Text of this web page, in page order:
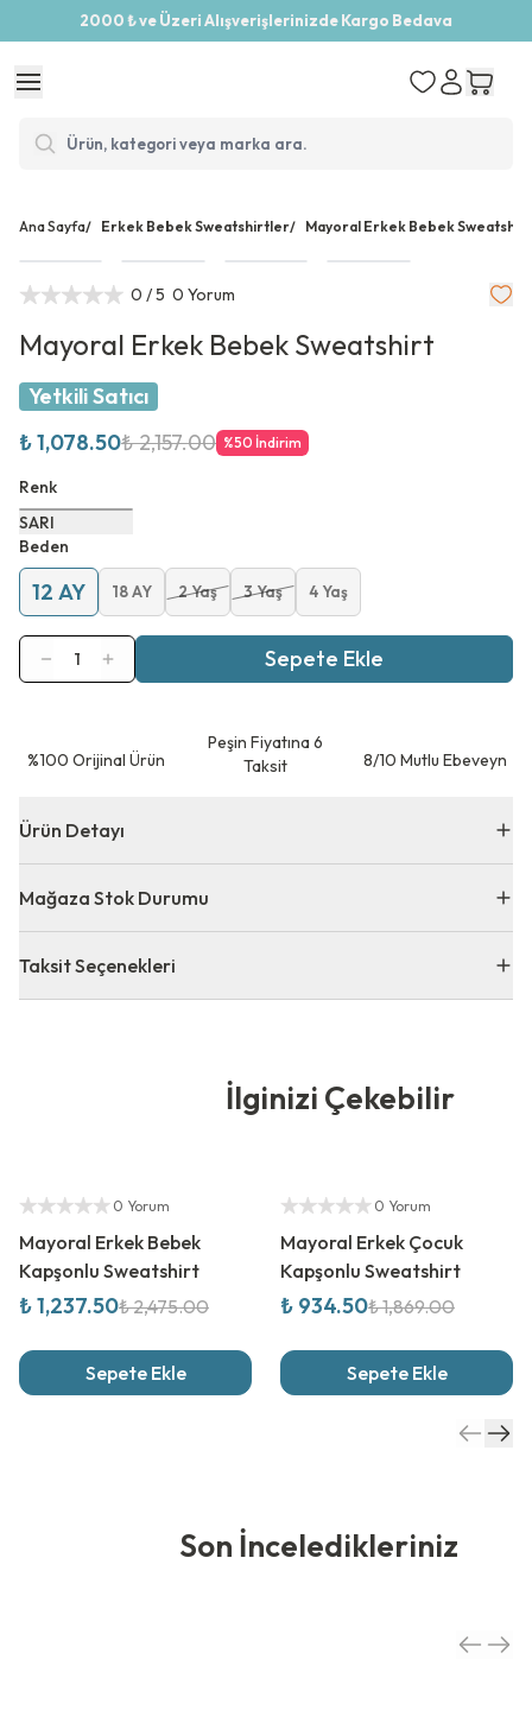
2000 ₺ ve Üzeri Alışverişlerinizde Kargo Bedava
Ana Sayfa/ Erkek Bebek Sweatshirtler/ Mayoral Erkek Bebek Sweatshirt
0 / 5 0 Yorum
Mayoral Erkek Bebek Sweatshirt
Yetkili Satıcı
₺ 1,078.50₺ 2,157.00 %50 İndirim
Renk
SARI
Beden
12 AY 18 AY 2 Yaş 3 Yaş 4 Yaş
1 Sepete Ekle
⁠%100 Orijinal Ürün
Peşin Fiyatına 6
Taksit
8/10 Mutlu Ebeveyn
Ürün Detayı
Mağaza Stok Durumu
Taksit Seçenekleri
İlginizi Çekebilir
Yetkili Satıcı
0 Yorum
Mayoral Erkek Bebek
Kapşonlu Sweatshirt
₺ 1,237.50₺ 2,475.00
Sepete Ekle
Yetkili Satıcı
0 Yorum
Mayoral Erkek Çocuk
Kapşonlu Sweatshirt
₺ 934.50₺ 1,869.00
Sepete Ekle
Son İnceledikleriniz